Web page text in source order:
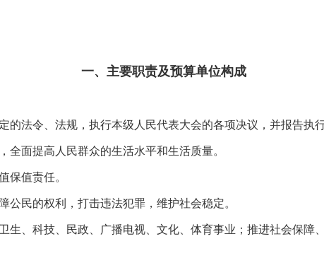
一、主要职责及预算单位构成
的法令、法规，执行本级人民代表大会的各项决议，并报告执
全面提高人民群众的生活水平和生活质量。
保值责任。
公民的权利，打击违法犯罪，维护社会稳定。
生、科技、民政、广播电视、文化、体育事业；推进社会保障